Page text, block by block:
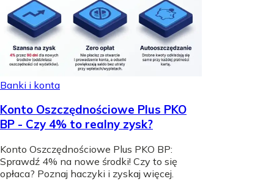
Banki i konta
Konto Oszczędnościowe Plus PKO
BP - Czy 4% to realny zysk?
Konto Oszczędnościowe Plus PKO BP:
Sprawdź 4% na nowe środki! Czy to się
opłaca? Poznaj haczyki i zyskaj więcej.